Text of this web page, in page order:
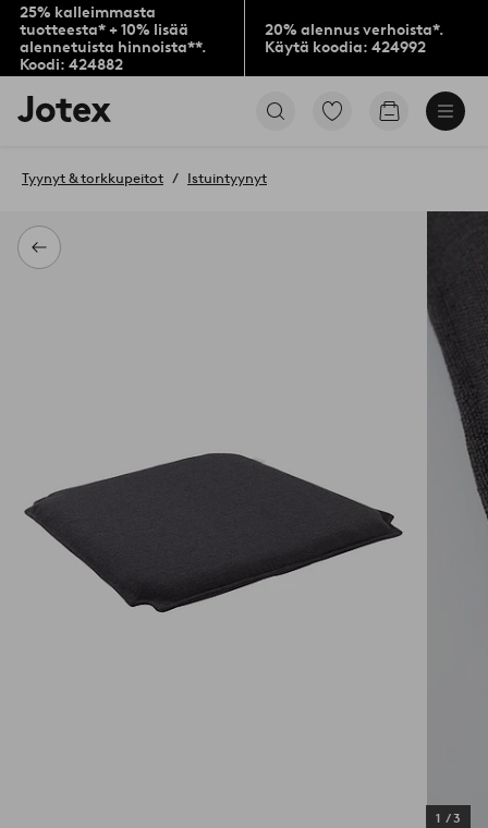
25% kalleimmasta
tuotteesta* + 10% lisää
alennetuista hinnoista**.
Koodi: 424882
20% alennus verhoista*.
Käytä koodia: 424992
Jotex-
logo
aloitussivulle
Siirry
Siirry
Takaisin
Tyynyt & torkkupeitot Istuintyynyt
1 /3